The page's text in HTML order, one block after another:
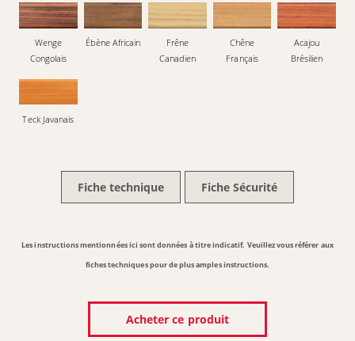
Wenge
Congolais
Ébène Africain
Frêne
Canadien
Chêne
Français
Acajou
Brésilien
Teck Javanais
Fiche technique Fiche Sécurité
Les instructions mentionnées ici sont données à titre indicatif. Veuillez vous référer aux
fiches techniques pour de plus amples instructions.
Acheter ce produit